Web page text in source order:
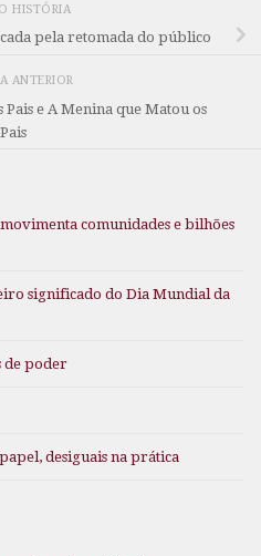
HISTÓRIA
pela retomada do público
ANTERIOR
e A Menina que Matou os
Pais
comunidades e bilhões
significado do Dia Mundial da
de poder
desiguais na prática